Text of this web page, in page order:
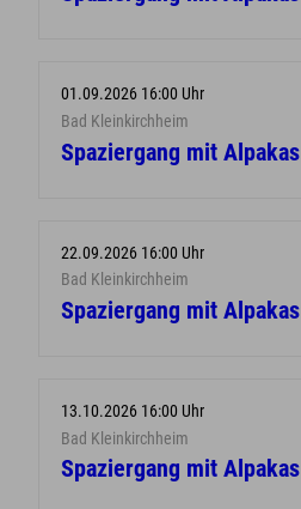
01.09.2026 16:00 Uhr
Bad Kleinkirchheim
Spaziergang mit Alpakas
22.09.2026 16:00 Uhr
Bad Kleinkirchheim
Spaziergang mit Alpakas
13.10.2026 16:00 Uhr
Bad Kleinkirchheim
Spaziergang mit Alpakas